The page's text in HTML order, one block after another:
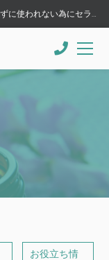
アロマテラピーとは？「アロマ」とは別物だと知らずに使われない為にセラピストやアロマ講師が伝えるべき事 - 一般社団法人セラピスト協会
お役立ち情